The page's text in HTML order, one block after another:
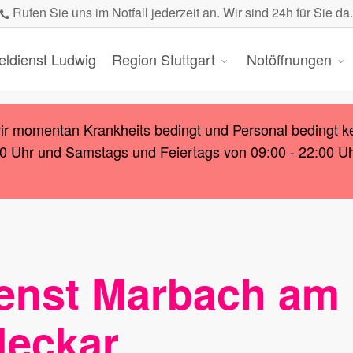
Rufen Sie uns im Notfall jederzeit an. Wir sind 24h für Sie da.
Ludwig Region Stuttgart Notöffnungen
momentan Krankheits bedingt und Personal bedingt
Uhr und Samstags und Feiertags von 09:00 - 22:00
Marbach am